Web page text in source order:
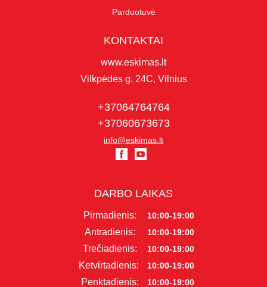
Parduotuvė
KONTAKTAI
www.eskimas.lt
Vilkpėdės g. 24C, Vilnius
+37064764764
+37060673673
info@eskimas.lt
DARBO LAIKAS
Pirmadienis: 10:00-19:00
Antradienis: 10:00-19:00
Trečiadienis: 10:00-19:00
Ketvirtadienis: 10:00-19:00
Penktadienis: 10:00-19:00